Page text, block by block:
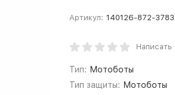
Артикул: 140126-872-3783
Написать
Тип: Мотоботы
Тип защиты: Мотоботы